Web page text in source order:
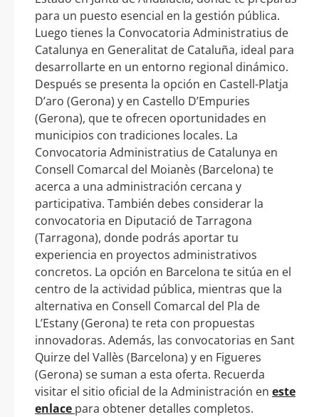
para un puesto esencial en la gestión pública.
Luego tienes la Convocatoria Administratius de
Catalunya en Generalitat de Cataluña, ideal para
desarrollarte en un entorno regional dinámico.
Después se presenta la opción en Castell-Platja
D’aro (Gerona) y en Castello D’Empuries
(Gerona), que te ofrecen oportunidades en
municipios con tradiciones locales. La
Convocatoria Administratius de Catalunya en
Consell Comarcal del Moianès (Barcelona) te
acerca a una administración cercana y
participativa. También debes considerar la
convocatoria en Diputació de Tarragona
(Tarragona), donde podrás aportar tu
experiencia en proyectos administrativos
concretos. La opción en Barcelona te sitúa en el
centro de la actividad pública, mientras que la
alternativa en Consell Comarcal del Pla de
L’Estany (Gerona) te reta con propuestas
innovadoras. Además, las convocatorias en Sant
Quirze del Vallès (Barcelona) y en Figueres
(Gerona) se suman a esta oferta. Recuerda
visitar el sitio oficial de la Administración en este
enlace para obtener detalles completos.